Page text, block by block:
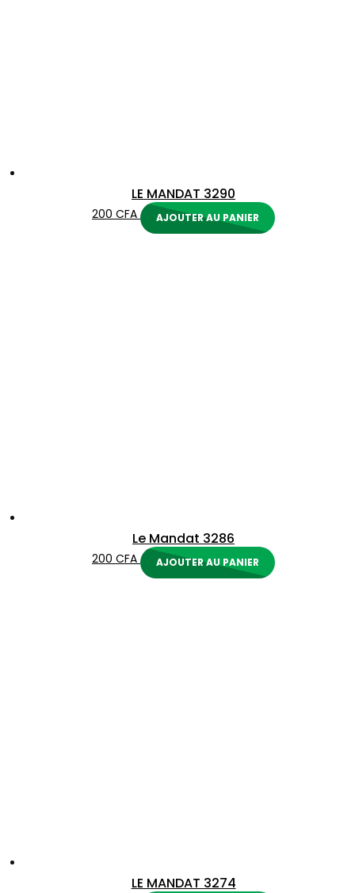
LE MANDAT 3290
200 CFA AJOUTER AU PANIER
Le Mandat 3286
200 CFA AJOUTER AU PANIER
LE MANDAT 3274